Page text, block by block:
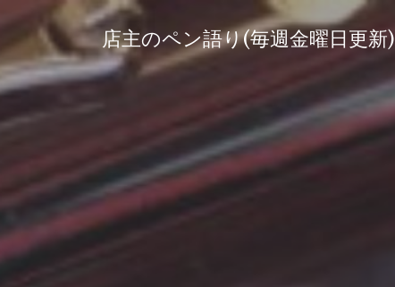
テ
ン
ッ
プ
店主のペン語り(毎週金曜日更新)